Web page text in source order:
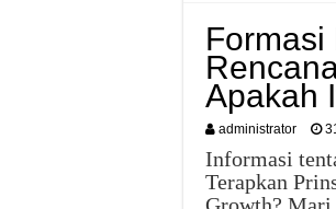
Formasi
Apakah
administrator
Informasi
Terapkan